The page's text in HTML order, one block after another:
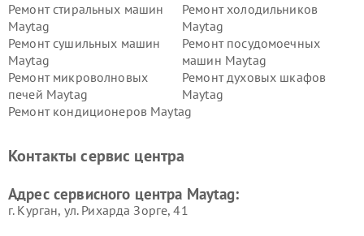
Ремонт стиральных машин
Maytag
Ремонт холодильников
Maytag
Ремонт сушильных машин
Maytag
Ремонт посудомоечных
машин Maytag
Ремонт микроволновых
печей Maytag
Ремонт духовых шкафов
Maytag
Ремонт кондиционеров Maytag
Контакты сервис центра
Адрес сервисного центра Maytag:
г. Курган, ул. Рихарда Зорге, 41